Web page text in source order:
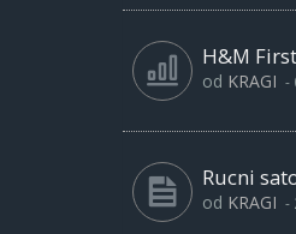
H&M
od KRAGI -
Rucni
od KRAGI -